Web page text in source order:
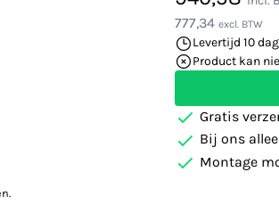
777,34 excl. BTW
Levertijd 10
Product kan
Gratis
Bij ons
Montage